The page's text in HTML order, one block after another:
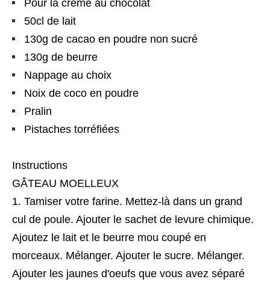
Pour la crème au chocolat
50cl de lait
130g de cacao en poudre non sucré
130g de beurre
Nappage au choix
Noix de coco en poudre
Pralin
Pistaches torréfiées
Instructions
GÂTEAU MOELLEUX
Tamiser votre farine. Mettez-là dans un grand
cul de poule. Ajouter le sachet de levure chimique.
Ajoutez le lait et le beurre mou coupé en
morceaux. Mélanger. Ajouter le sucre. Mélanger.
Ajouter les jaunes d'oeufs que vous avez séparé